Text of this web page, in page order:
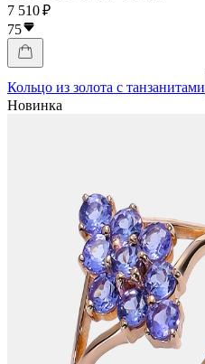
7 510 ₽
75
Кольцо из золота с танзанитами
Новинка